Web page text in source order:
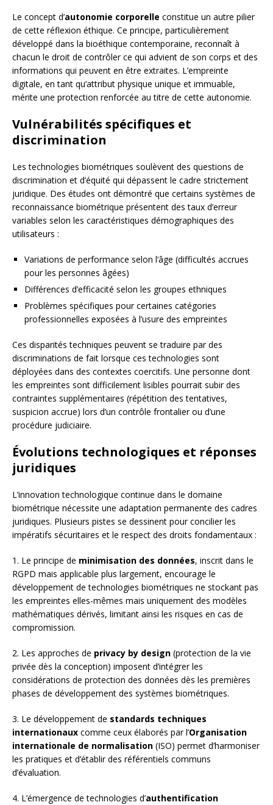
Le concept d’autonomie corporelle constitue un autre pilier
de cette réflexion éthique. Ce principe, particulièrement
développé dans la bioéthique contemporaine, reconnaît à
chacun le droit de contrôler ce qui advient de son corps et des
informations qui peuvent en être extraites. L’empreinte
digitale, en tant qu’attribut physique unique et immuable,
mérite une protection renforcée au titre de cette autonomie.
Vulnérabilités spécifiques et
discrimination
Les technologies biométriques soulèvent des questions de
discrimination et d’équité qui dépassent le cadre strictement
juridique. Des études ont démontré que certains systèmes de
reconnaissance biométrique présentent des taux d’erreur
variables selon les caractéristiques démographiques des
utilisateurs :
Variations de performance selon l’âge (difficultés accrues
pour les personnes âgées)
Différences d’efficacité selon les groupes ethniques
Problèmes spécifiques pour certaines catégories
professionnelles exposées à l’usure des empreintes
Ces disparités techniques peuvent se traduire par des
discriminations de fait lorsque ces technologies sont
déployées dans des contextes coercitifs. Une personne dont
les empreintes sont difficilement lisibles pourrait subir des
contraintes supplémentaires (répétition des tentatives,
suspicion accrue) lors d’un contrôle frontalier ou d’une
procédure judiciaire.
Évolutions technologiques et réponses
juridiques
L’innovation technologique continue dans le domaine
biométrique nécessite une adaptation permanente des cadres
juridiques. Plusieurs pistes se dessinent pour concilier les
impératifs sécuritaires et le respect des droits fondamentaux :
1. Le principe de minimisation des données, inscrit dans le
RGPD mais applicable plus largement, encourage le
développement de technologies biométriques ne stockant pas
les empreintes elles-mêmes mais uniquement des modèles
mathématiques dérivés, limitant ainsi les risques en cas de
compromission.
2. Les approches de privacy by design (protection de la vie
privée dès la conception) imposent d’intégrer les
considérations de protection des données dès les premières
phases de développement des systèmes biométriques.
3. Le développement de standards techniques
internationaux comme ceux élaborés par l’Organisation
internationale de normalisation (ISO) permet d’harmoniser
les pratiques et d’établir des référentiels communs
d’évaluation.
4. L’émergence de technologies d’authentification